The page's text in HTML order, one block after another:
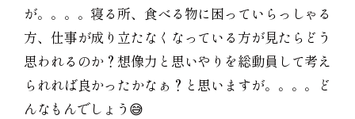
が。。。。寝る所、食べる物に困っていらっしゃる
方、仕事が成り立たなくなっている方が見たらどう
思われるのか？想像力と思いやりを総動員して考え
られれば良かったかなぁ？と思いますが。。。。ど
んなもんでしょう😅